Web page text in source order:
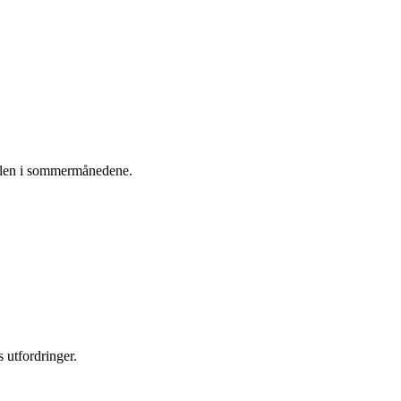
i sommermånedene.
utfordringer.